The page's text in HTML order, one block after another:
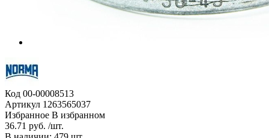
Код 00-00008513
Артикул 1263565037
Избранное В избранном
36.71 руб. /шт.